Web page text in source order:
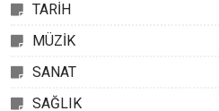
TARİH
MÜZİK
SANAT
SAĞLIK